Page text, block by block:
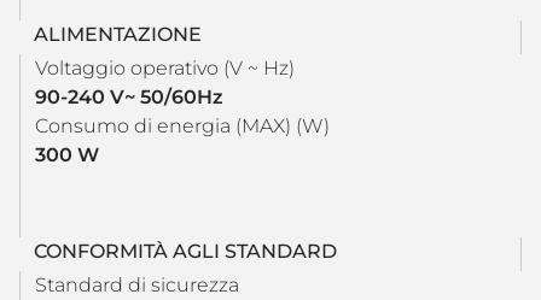
ALIMENTAZIONE
Voltaggio operativo (V ~ Hz)
90-240 V~ 50/60Hz
Consumo di energia (MAX) (W)
300 W
CONFORMITÀ AGLI STANDARD
Standard di sicurezza